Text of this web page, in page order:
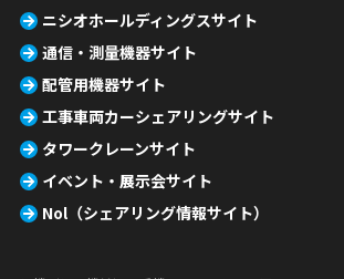
ニシオホールディングスサイト
通信・測量機器サイト
配管用機器サイト
工事車両カーシェアリングサイト
タワークレーンサイト
イベント・展示会サイト
Nol（シェアリング情報サイト）